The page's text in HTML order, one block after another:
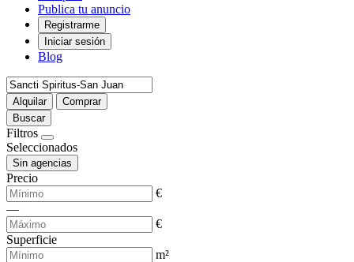
Publica tu anuncio
Registrarme
Iniciar sesión
Blog
Alquilar
Comprar
Buscar
Filtros
Seleccionados
Sin agencias
Precio
€
—
€
Superficie
m²